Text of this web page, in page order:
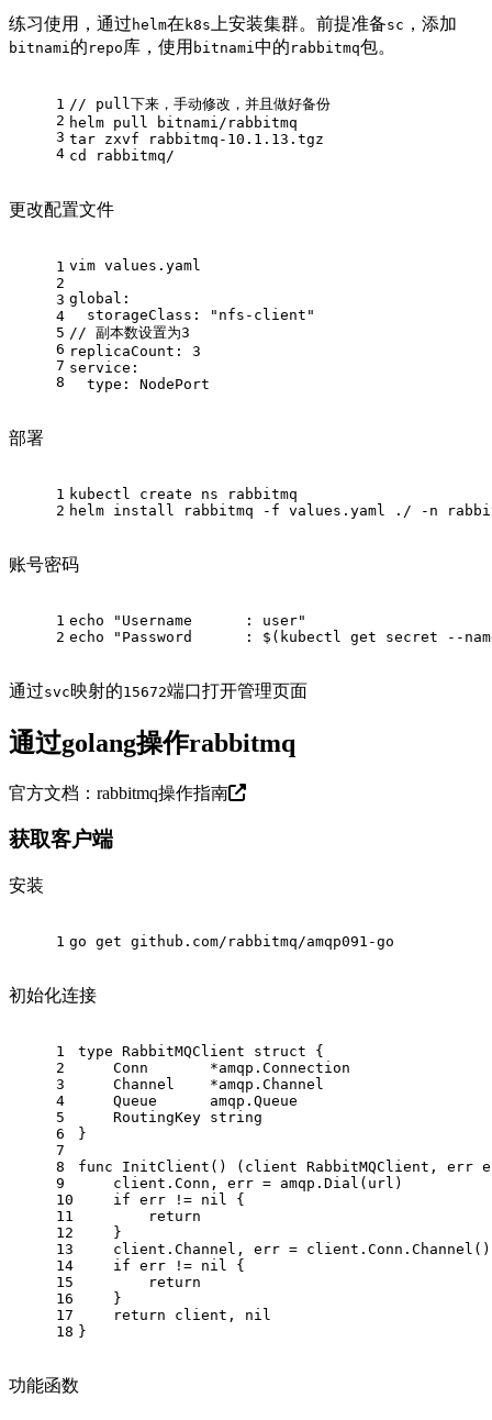
练习使用，通过 helm在 k8s 上安装集群。前提准备sc ，添加
bitnami 的 repo 库，使用 bitnami 中的 rabbitmq包。
1
2
3
4
// pull下来，手动修改，并且做好备份
helm pull bitnami/rabbitmq
tar zxvf rabbitmq-10.1.13.tgz
cd rabbitmq/
更改配置文件
1
2
3
4
5
6
7
8
vim values.yaml
global:
  storageClass: "nfs-client"
// 副本数设置为3
replicaCount: 3
service:
  type: NodePort
部署
1
2
kubectl create ns rabbitmq
helm install rabbitmq -f values.yaml ./ -n
账号密码
1
2
echo "Username      : user"
echo "Password      : $(kubectl get secret --
通过svc映射的15672端口打开管理页面
通过golang操作rabbitmq
官方文档： rabbitmq操作指南
获取客户端
安装
1 go get github.com/rabbitmq/amqp091-go
初始化连接
1
2
3
4
5
6
7
8
9
10
11
12
13
14
15
16
17
18
type RabbitMQClient struct {
    Conn       *amqp.Connection
    Channel    *amqp.Channel
    Queue      amqp.Queue
    RoutingKey
string
}
func
InitClient () (client RabbitMQClient, err
    client.Conn, err = amqp.Dial(url)
if err != nil {
return
    }
    client.Channel, err = client.Conn.Channel()
if err != nil {
return
    }
return client, nil
}
功能函数